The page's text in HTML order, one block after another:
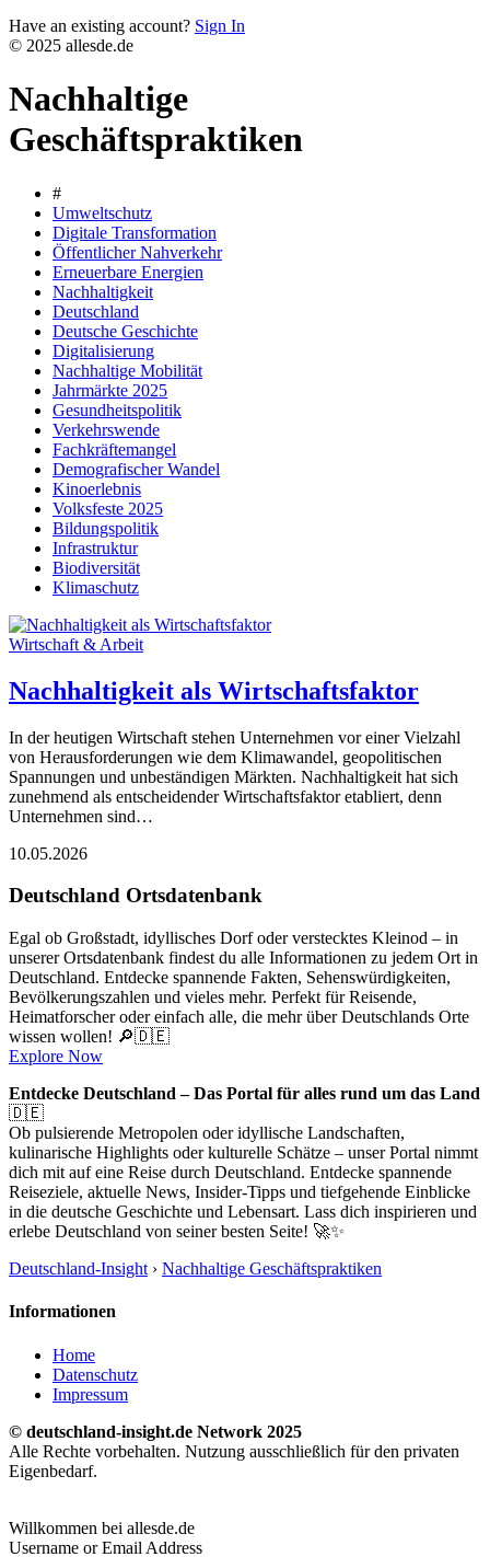
Have an existing account? Sign In
© 2025 allesde.de
Nachhaltige
Geschäftspraktiken
#
Umweltschutz
Digitale Transformation
Öffentlicher Nahverkehr
Erneuerbare Energien
Nachhaltigkeit
Deutschland
Deutsche Geschichte
Digitalisierung
Nachhaltige Mobilität
Jahrmärkte 2025
Gesundheitspolitik
Verkehrswende
Fachkräftemangel
Demografischer Wandel
Kinoerlebnis
Volksfeste 2025
Bildungspolitik
Infrastruktur
Biodiversität
Klimaschutz
Wirtschaft & Arbeit
Nachhaltigkeit als Wirtschaftsfaktor
In der heutigen Wirtschaft stehen Unternehmen vor einer Vielzahl
von Herausforderungen wie dem Klimawandel, geopolitischen
Spannungen und unbeständigen Märkten. Nachhaltigkeit hat sich
zunehmend als entscheidender Wirtschaftsfaktor etabliert, denn
Unternehmen sind…
10.05.2026
Deutschland Ortsdatenbank
Egal ob Großstadt, idyllisches Dorf oder verstecktes Kleinod – in
unserer Ortsdatenbank findest du alle Informationen zu jedem Ort in
Deutschland. Entdecke spannende Fakten, Sehenswürdigkeiten,
Bevölkerungszahlen und vieles mehr. Perfekt für Reisende,
Heimatforscher oder einfach alle, die mehr über Deutschlands Orte
wissen wollen! 🔎🇩🇪
Explore Now
Entdecke Deutschland – Das Portal für alles rund um das Land
🇩🇪
Ob pulsierende Metropolen oder idyllische Landschaften,
kulinarische Highlights oder kulturelle Schätze – unser Portal nimmt
dich mit auf eine Reise durch Deutschland. Entdecke spannende
Reiseziele, aktuelle News, Insider-Tipps und tiefgehende Einblicke
in die deutsche Geschichte und Lebensart. Lass dich inspirieren und
erlebe Deutschland von seiner besten Seite! 🚀✨
Deutschland-Insight › Nachhaltige Geschäftspraktiken
Informationen
Home
Datenschutz
Impressum
© deutschland-insight.de Network 2025
Alle Rechte vorbehalten. Nutzung ausschließlich für den privaten
Eigenbedarf.
Willkommen bei allesde.de
Username or Email Address